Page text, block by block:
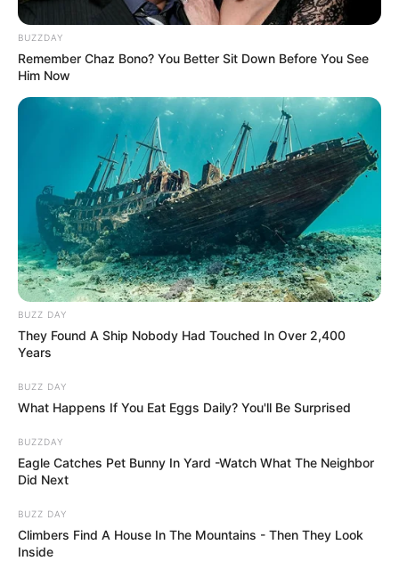
BUZZDAY
Remember Chaz Bono? You Better Sit Down Before You See
Him Now
BUZZ DAY
They Found A Ship Nobody Had Touched In Over 2,400
Years
BUZZ DAY
What Happens If You Eat Eggs Daily? You'll Be Surprised
BUZZDAY
Eagle Catches Pet Bunny In Yard -Watch What The Neighbor
Did Next
BUZZ DAY
Climbers Find A House In The Mountains - Then They Look
Inside